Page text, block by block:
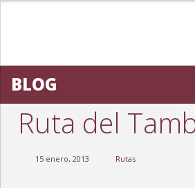
HOTEL REINA VICTORIA
PRESENTACIÓN
BLOG
Ruta del
15 enero, 2013 Rutas